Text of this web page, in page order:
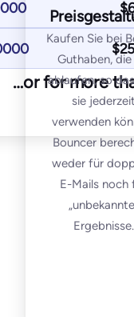
$
$
…or for more
DMARK test
50
Kaufen Sie bei
Guthaben, die
ablaufen, so
sie jederzeit
verwenden
Bouncer
weder für
E-Mails noch
Ergebnisse.